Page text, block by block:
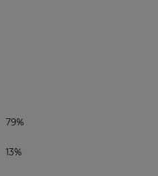
79%
13%